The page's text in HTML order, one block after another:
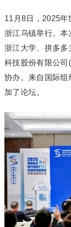
11月8日，2025年
浙江乌镇举行。本
浙江大学、拼多多
科技股份有限公
协办。来自国际组
加了论坛。